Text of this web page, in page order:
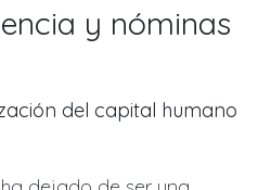
y nóminas
del capital humano